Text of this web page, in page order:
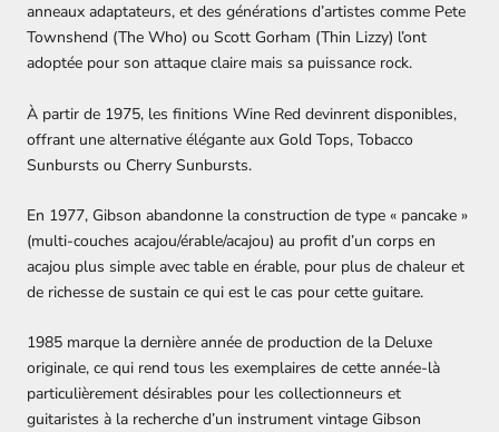
anneaux adaptateurs, et des générations d’artistes comme Pete
Townshend (The Who) ou Scott Gorham (Thin Lizzy) l’ont
adoptée pour son attaque claire mais sa puissance rock.
À partir de 1975, les finitions Wine Red devinrent disponibles,
offrant une alternative élégante aux Gold Tops, Tobacco
Sunbursts ou Cherry Sunbursts.
En 1977, Gibson abandonne la construction de type « pancake »
(multi-couches acajou/érable/acajou) au profit d’un corps en
acajou plus simple avec table en érable, pour plus de chaleur et
de richesse de sustain ce qui est le cas pour cette guitare.
1985 marque la dernière année de production de la Deluxe
originale, ce qui rend tous les exemplaires de cette année-là
particulièrement désirables pour les collectionneurs et
guitaristes à la recherche d’un instrument vintage Gibson